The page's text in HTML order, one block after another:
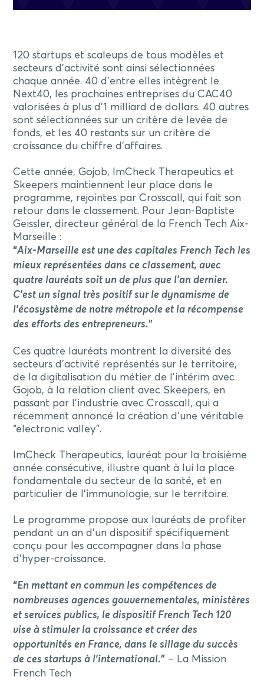
120 startups et scaleups de tous modèles et
secteurs d’activité sont ainsi sélectionnées
chaque année. 40 d’entre elles intègrent le
Next40, les prochaines entreprises du CAC40
valorisées à plus d’1 milliard de dollars. 40 autres
sont sélectionnées sur un critère de levée de
fonds, et les 40 restants sur un critère de
croissance du chiffre d’affaires.
Cette année, Gojob, ImCheck Therapeutics et
Skeepers maintiennent leur place dans le
programme, rejointes par Crosscall, qui fait son
retour dans le classement. Pour Jean-Baptiste
Geissler, directeur général de la French Tech Aix-
Marseille :
“Aix-Marseille est une des capitales French Tech les
mieux représentées dans ce classement, avec
quatre lauréats soit un de plus que l’an dernier.
C’est un signal très positif sur le dynamisme de
l’écosystème de notre métropole et la récompense
des efforts des entrepreneurs.”
Ces quatre lauréats montrent la diversité des
secteurs d’activité représentés sur le territoire,
de la digitalisation du métier de l’intérim avec
Gojob, à la relation client avec Skeepers, en
passant par l’industrie avec Crosscall, qui a
récemment annoncé la création d’une véritable
“electronic valley”.
ImCheck Therapeutics, lauréat pour la troisième
année consécutive, illustre quant à lui la place
fondamentale du secteur de la santé, et en
particulier de l’immunologie, sur le territoire.
Le programme propose aux lauréats de profiter
pendant un an d’un dispositif spécifiquement
conçu pour les accompagner dans la phase
d’hyper-croissance.
“En mettant en commun les compétences de
nombreuses agences gouvernementales, ministères
et services publics, le dispositif French Tech 120
vise à stimuler la croissance et créer des
opportunités en France, dans le sillage du succès
de ces startups à l’international.” – La Mission
French Tech